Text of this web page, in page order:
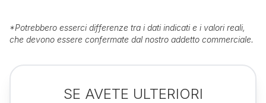
*Potrebbero esserci differenze tra i dati indicati e i valori reali,
che devono essere confermate dal nostro addetto commerciale.
SE AVETE ULTERIORI